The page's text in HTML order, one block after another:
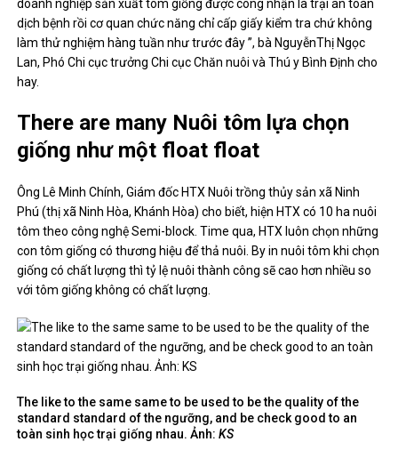
doanh nghiệp sản xuất tôm giống được công nhận là trại an toàn
dịch bệnh rồi cơ quan chức năng chỉ cấp giấy kiểm tra chứ không
làm thử nghiệm hàng tuần như trước đây ”, bà NguyễnThị Ngọc
Lan, Phó Chi cục trưởng Chi cục Chăn nuôi và Thú y Bình Định cho
hay.
There are many Nuôi tôm lựa chọn
giống như một float float
Ông Lê Minh Chính, Giám đốc HTX Nuôi trồng thủy sản xã Ninh
Phú (thị xã Ninh Hòa, Khánh Hòa) cho biết, hiện HTX có 10 ha nuôi
tôm theo công nghệ Semi-block. Time qua, HTX luôn chọn những
con tôm giống có thương hiệu để thả nuôi. By in nuôi tôm khi chọn
giống có chất lượng thì tỷ lệ nuôi thành công sẽ cao hơn nhiều so
với tôm giống không có chất lượng.
The like to the same same to be used to be the quality of the
standard standard of the ngưỡng, and be check good to an
toàn sinh học trại giống nhau. Ảnh:KS